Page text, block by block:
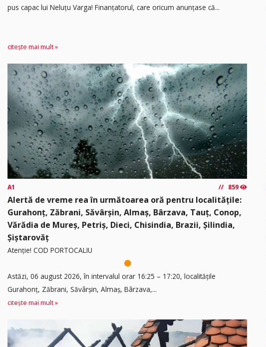
pus capac lui Neluțu Varga! Finanțatorul, care oricum anunțase că...
citește mai mult »
A1 859
Alertă de vreme rea în următoarea oră pentru localitățile:
Gurahonț, Zăbrani, Săvârșin, Almaș, Bârzava, Tauț, Conop,
Vărădia de Mureș, Petriș, Dieci, Chisindia, Brazii, Șilindia,
Șiștarovăț
Atenție! COD PORTOCALIU
Astăzi, 06 august 2026, în intervalul orar 16:25 – 17:20, localitățile
Gurahonț, Zăbrani, Săvârșin, Almaș, Bârzava,...
citește mai mult »